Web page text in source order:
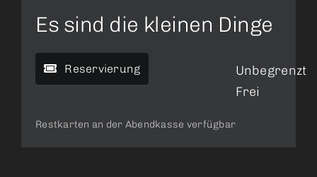
Es sind die kleinen Dinge
Reservierung
Unbegrenzt
Frei
Restkarten an der Abendkasse verfügbar